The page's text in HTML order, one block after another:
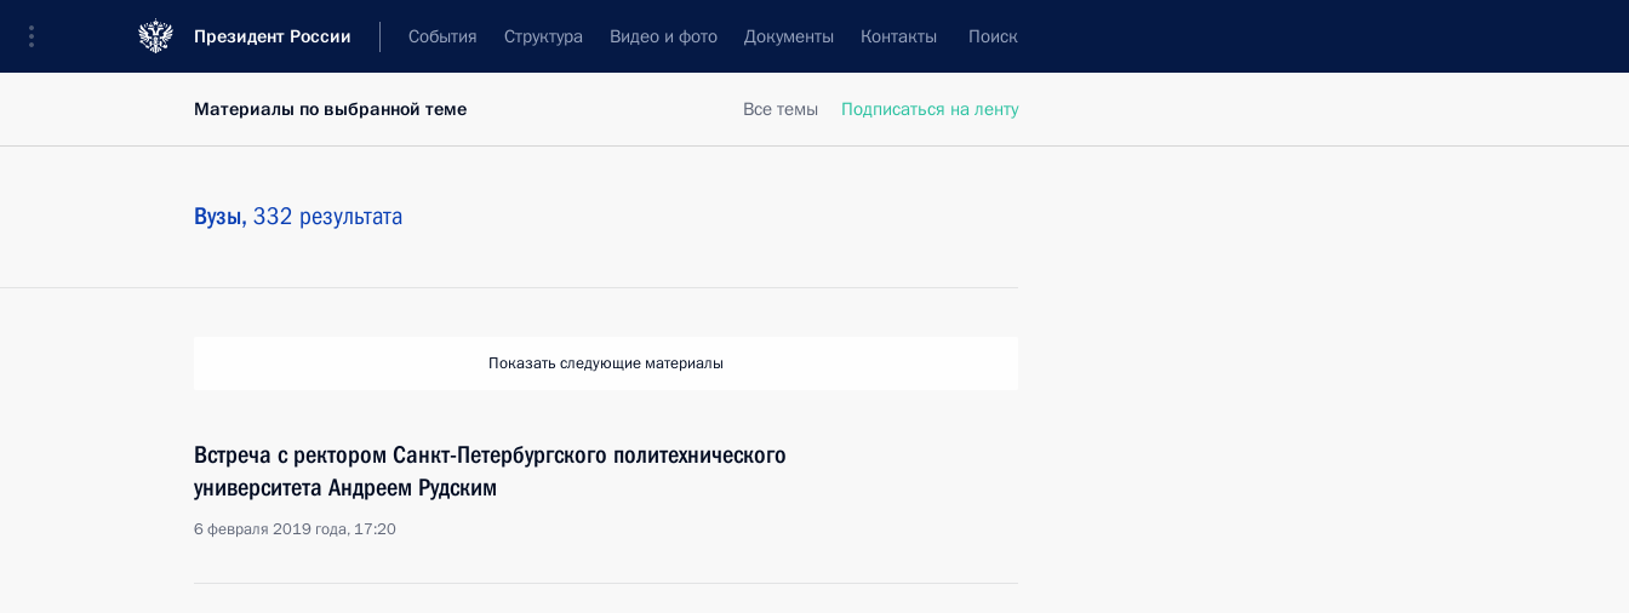
Президент России События Структура Видео и фото Документы Контакты Поиск
Все темы Подписаться на ленту
Материалы по выбранной теме
Вузы, 332 результата
Показать следующие материалы
Встреча с ректором Санкт-Петербургского политехнического
университета Андреем Рудским
6 февраля 2019 года, 17:20